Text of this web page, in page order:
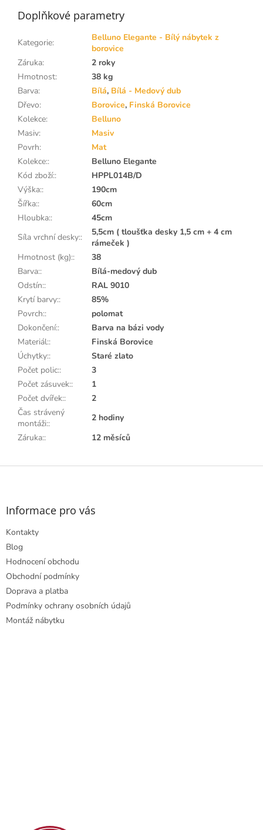
Doplňkové parametry
Kategorie:
Belluno Elegante - Bílý nábytek z
borovice
Záruka:
2 roky
Hmotnost:
38 kg
Barva: Bílá, Bílá - Medový dub
Dřevo: Borovice, Finská Borovice
Kolekce:
Belluno
Masiv:
Masiv
Povrh:
Mat
Kolekce::
Belluno Elegante
Kód zboží::
HPPL014B/D
Výška::
190cm
Šířka::
60cm
Hloubka::
45cm
Síla vrchní desky::
5,5cm ( tloušťka desky 1,5 cm + 4 cm
rámeček )
Hmotnost (kg)::
38
Barva::
Bílá-medový dub
Odstín::
RAL 9010
Krytí barvy::
85%
Povrch::
polomat
Dokončení::
Barva na bázi vody
Materiál::
Finská Borovice
Úchytky::
Staré zlato
Počet polic::
3
Počet zásuvek::
1
Počet dvířek::
2
Čas strávený
montáži::
2 hodiny
Záruka:: 12 měsíců
Z
Informace pro vás
Kontakty
Blog
Hodnocení obchodu
Obchodní podmínky
Doprava a platba
Podmínky ochrany osobních údajů
Montáž nábytku